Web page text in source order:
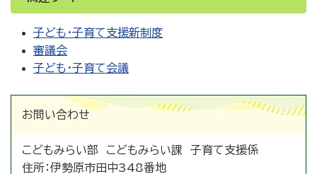
子ども・子育て支援新制度
審議会
子ども・子育て会議
お問い合わせ
こどもみらい部 こどもみらい課 子育て支援係
住所：伊勢原市田中348番地